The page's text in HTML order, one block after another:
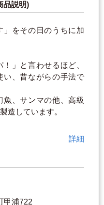
品説明)
」をその日のうちに加
」と言わせるほど、
い、昔ながらの手法で
魚、サンマの他、高級
造しています。
詳細
甲浦722